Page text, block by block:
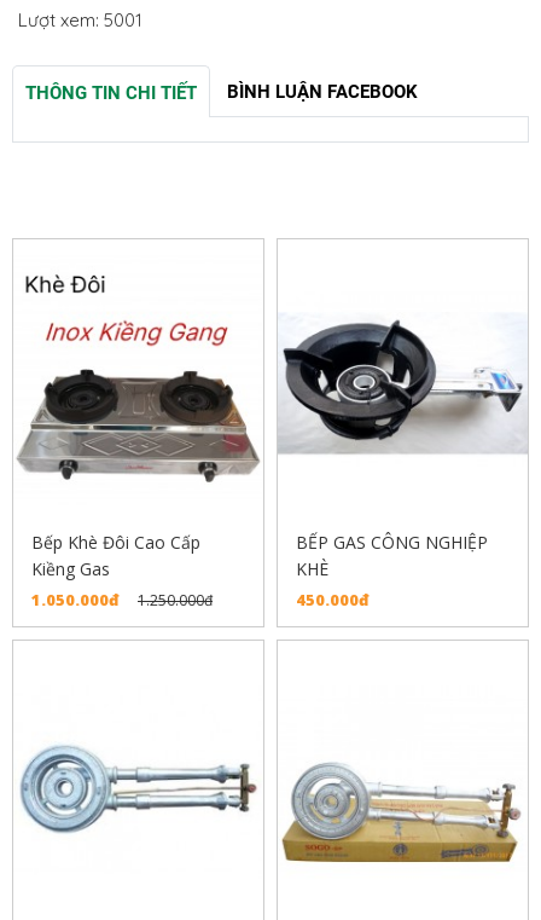
Lượt xem: 5001
THÔNG TIN CHI TIẾT BÌNH LUẬN FACEBOOK
Bếp Khè Đôi Cao Cấp
Kiềng Gas
1.050.000đ 1.250.000đ
BẾP GAS CÔNG NGHIỆP
KHÈ
450.000đ